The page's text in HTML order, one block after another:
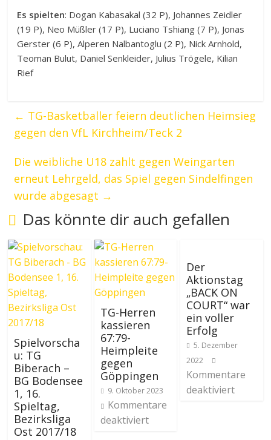
Es spielten: Dogan Kabasakal (32 P), Johannes Zeidler
(19 P), Neo Müßler (17 P), Luciano Tshiang (7 P), Jonas
Gerster (6 P), Alperen Nalbantoglu (2 P), Nick Arnhold,
Teoman Bulut, Daniel Senkleider, Julius Trögele, Kilian
Rief
← TG-Basketballer feiern deutlichen Heimsieg
gegen den VfL Kirchheim/Teck 2
Die weibliche U18 zahlt gegen Weingarten
erneut Lehrgeld, das Spiel gegen Sindelfingen
wurde abgesagt →
Das könnte dir auch gefallen
Spielvorscha
u: TG
Biberach –
BG Bodensee
1, 16.
Spieltag,
Bezirksliga
Ost 2017/18
TG-Herren
kassieren
67:79-
Heimpleite
gegen
Göppingen
9. Oktober 2023
Kommentare
deaktiviert
Der
Aktionstag
„BACK ON
COURT“ war
ein voller
Erfolg
5. Dezember
2022
Kommentare
deaktiviert